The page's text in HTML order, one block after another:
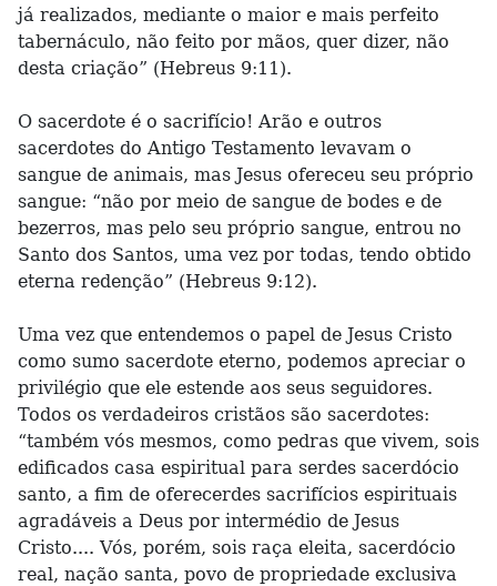
já realizados, mediante o maior e mais perfeito
tabernáculo, não feito por mãos, quer dizer, não
desta criação” (Hebreus 9:11).
O sacerdote é o sacrifício! Arão e outros
sacerdotes do Antigo Testamento levavam o
sangue de animais, mas Jesus ofereceu seu próprio
sangue: “não por meio de sangue de bodes e de
bezerros, mas pelo seu próprio sangue, entrou no
Santo dos Santos, uma vez por todas, tendo obtido
eterna redenção” (Hebreus 9:12).
Uma vez que entendemos o papel de Jesus Cristo
como sumo sacerdote eterno, podemos apreciar o
privilégio que ele estende aos seus seguidores.
Todos os verdadeiros cristãos são sacerdotes:
“também vós mesmos, como pedras que vivem, sois
edificados casa espiritual para serdes sacerdócio
santo, a fim de oferecerdes sacrifícios espirituais
agradáveis a Deus por intermédio de Jesus
Cristo.... Vós, porém, sois raça eleita, sacerdócio
real, nação santa, povo de propriedade exclusiva